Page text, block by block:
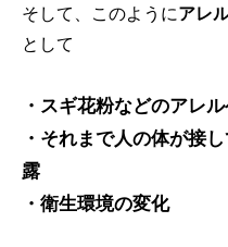
そして、このようにアレ
として
・スギ花粉などのアレ
・それまで人の体が接
露
・衛生環境の変化